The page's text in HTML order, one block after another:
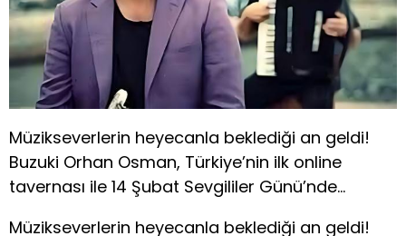
Müzikseverlerin heyecanla beklediği an geldi!
Buzuki Orhan Osman, Türkiye’nin ilk online
tavernası ile 14 Şubat Sevgililer Günü’nde…
Müzikseverlerin heyecanla beklediği an geldi!